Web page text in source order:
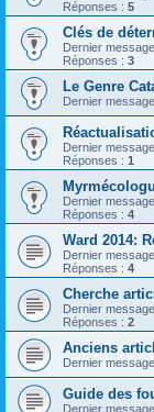
Réponses : 5
Clés de
Dernier
Réponses : 3
Le Genre
Dernier
Dernier
Réponses : 1
Dernier
Réponses : 4
Ward 2014:
Dernier
Réponses : 4
Cherche
Dernier
Réponses : 2
Anciens
Dernier
Guide des
Dernier